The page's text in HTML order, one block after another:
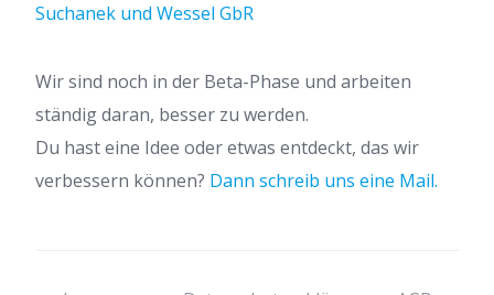
Suchanek und Wessel GbR
Wir sind noch in der Beta-Phase und arbeiten
ständig daran, besser zu werden.
Du hast eine Idee oder etwas entdeckt, das wir
verbessern können? Dann schreib uns eine Mail.